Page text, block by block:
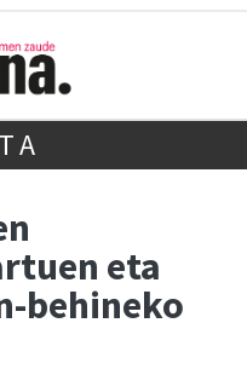
eta
behineko